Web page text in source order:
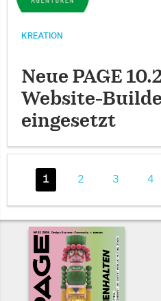
KREATION
Neue PAGE
Website-
eingesetzt
1 2 3 4